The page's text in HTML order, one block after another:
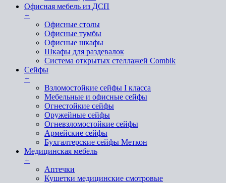
Офисная мебель из ДСП
+
Офисные столы
Офисные тумбы
Офисные шкафы
Шкафы для раздевалок
Система открытых стеллажей Combik
Сейфы
+
Взломостойкие сейфы I класса
Мебельные и офисные сейфы
Огнестойкие сейфы
Оружейные сейфы
Огневзломостойкие сейфы
Армейские сейфы
Бухгалтерские сейфы Меткон
Медицинская мебель
+
Аптечки
Кушетки медицинские смотровые